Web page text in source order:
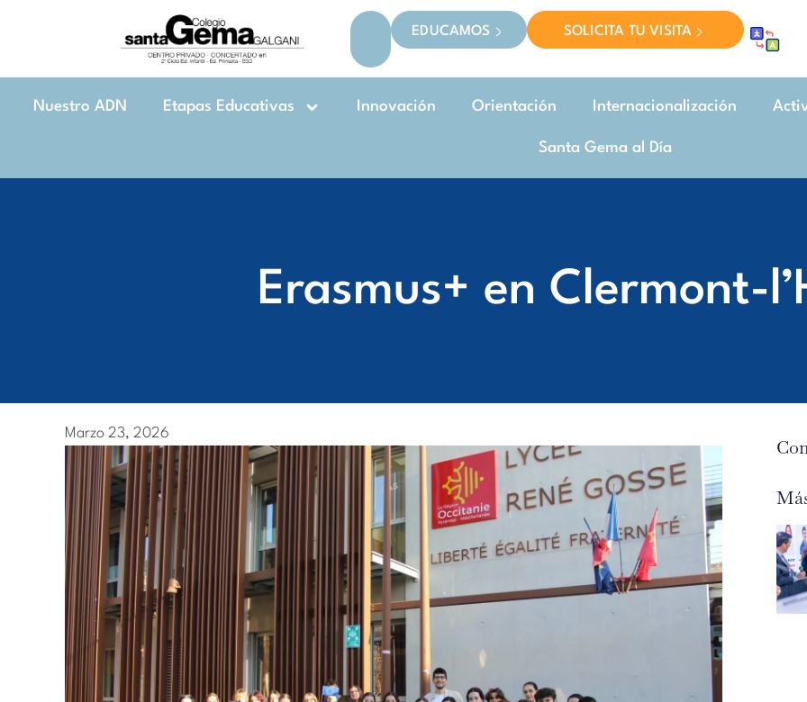
EDUCAMOS SOLICITA TU VISITA
Nuestro ADN Etapas Educativas Innovación Orientación Internacionalización
Santa Gema al Día
Erasmus+ en Clermont-
Marzo 23, 2026